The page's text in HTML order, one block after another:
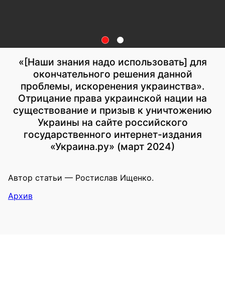
«[Наши знания надо использовать] для
окончательного решения данной
проблемы, искоренения украинства».
Отрицание права украинской нации на
существование и призыв к уничтожению
Украины на сайте российского
государственного интернет-издания
«Украина.ру» (март 2024)
Автор статьи — Ростислав Ищенко.
Архив